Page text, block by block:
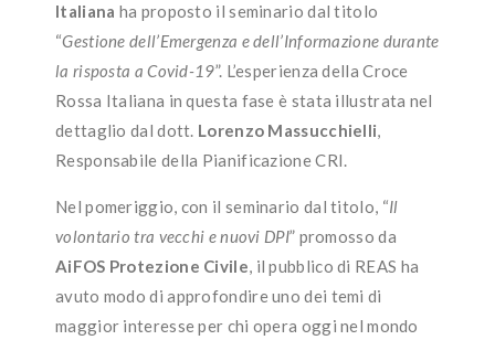
Italiana ha proposto il seminario dal titolo
“Gestione dell’Emergenza e dell’Informazione durante
la risposta a Covid-19”. L’esperienza della Croce
Rossa Italiana in questa fase è stata illustrata nel
dettaglio dal dott. Lorenzo Massucchielli,
Responsabile della Pianificazione CRI.
Nel pomeriggio, con il seminario dal titolo, “Il
volontario tra vecchi e nuovi DPI” promosso da
AiFOS Protezione Civile, il pubblico di REAS ha
avuto modo di approfondire uno dei temi di
maggior interesse per chi opera oggi nel mondo